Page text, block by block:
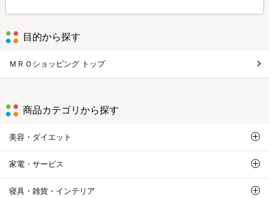
目的から探す
ＭＲＯショッピング トップ
商品カテゴリから探す
美容・ダイエット
家電・サービス
寝具・雑貨・インテリア